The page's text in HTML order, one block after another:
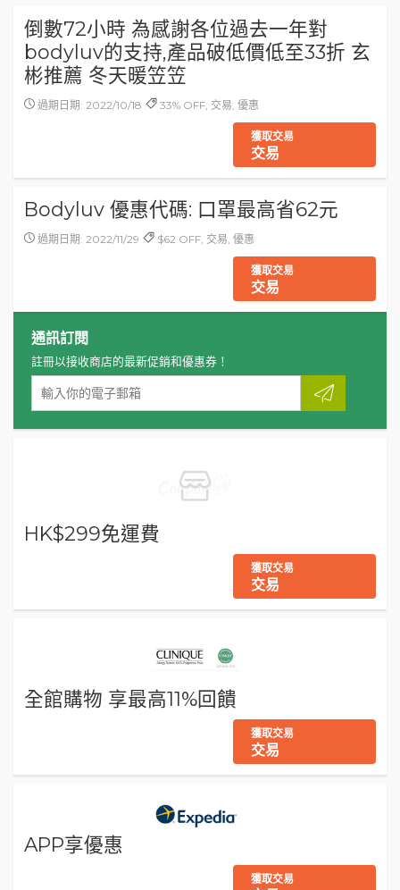
倒數72小時 為感謝各位過去一年對
bodyluv的支持,產品破低價低至33折 玄
彬推薦 冬天暖笠笠
過期日期: 2022/10/18 33% OFF, 交易, 優惠
獲取交易
交易
Bodyluv 優惠代碼: 口罩最高省62元
過期日期: 2022/11/29 $62 OFF, 交易, 優惠
獲取交易
交易
通訊訂閱
註冊以接收商店的最新促銷和優惠券！
HK$299免運費
獲取交易
交易
全館購物 享最高11%回饋
獲取交易
交易
APP享優惠
獲取交易